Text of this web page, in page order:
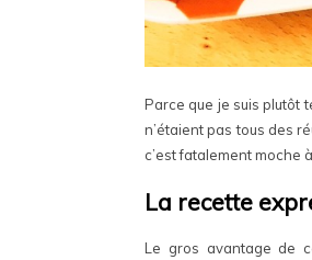
Parce que je suis plutôt
n’étaient pas tous des
c’est fatalement moche
La recette
Le gros avantage de